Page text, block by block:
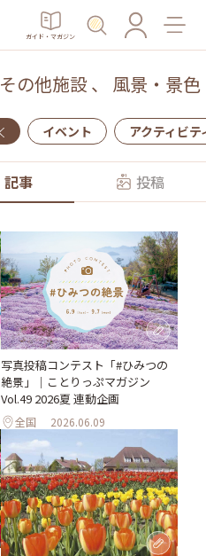
ガイド・マガジン
その他施設、 風景・景色
イベント アクティビテ
記事 投稿
写真投稿コンテスト「#ひみつの
絶景」｜ことりっぷマガジン
Vol.49 2026夏 連動企画
全国 2026.06.09